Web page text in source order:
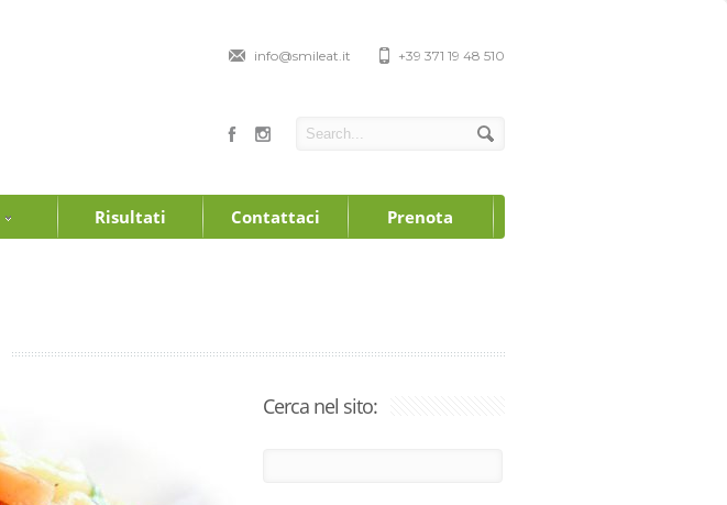
+39 371 19 48 510
info@smileat.it
Risultati Contattaci Prenota
Cerca nel sito: